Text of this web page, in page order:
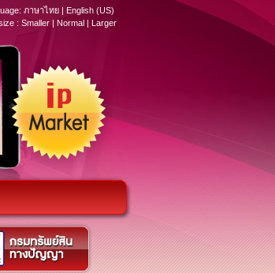
ภาษาไทย | English (US)
: Smaller | Normal | Larger